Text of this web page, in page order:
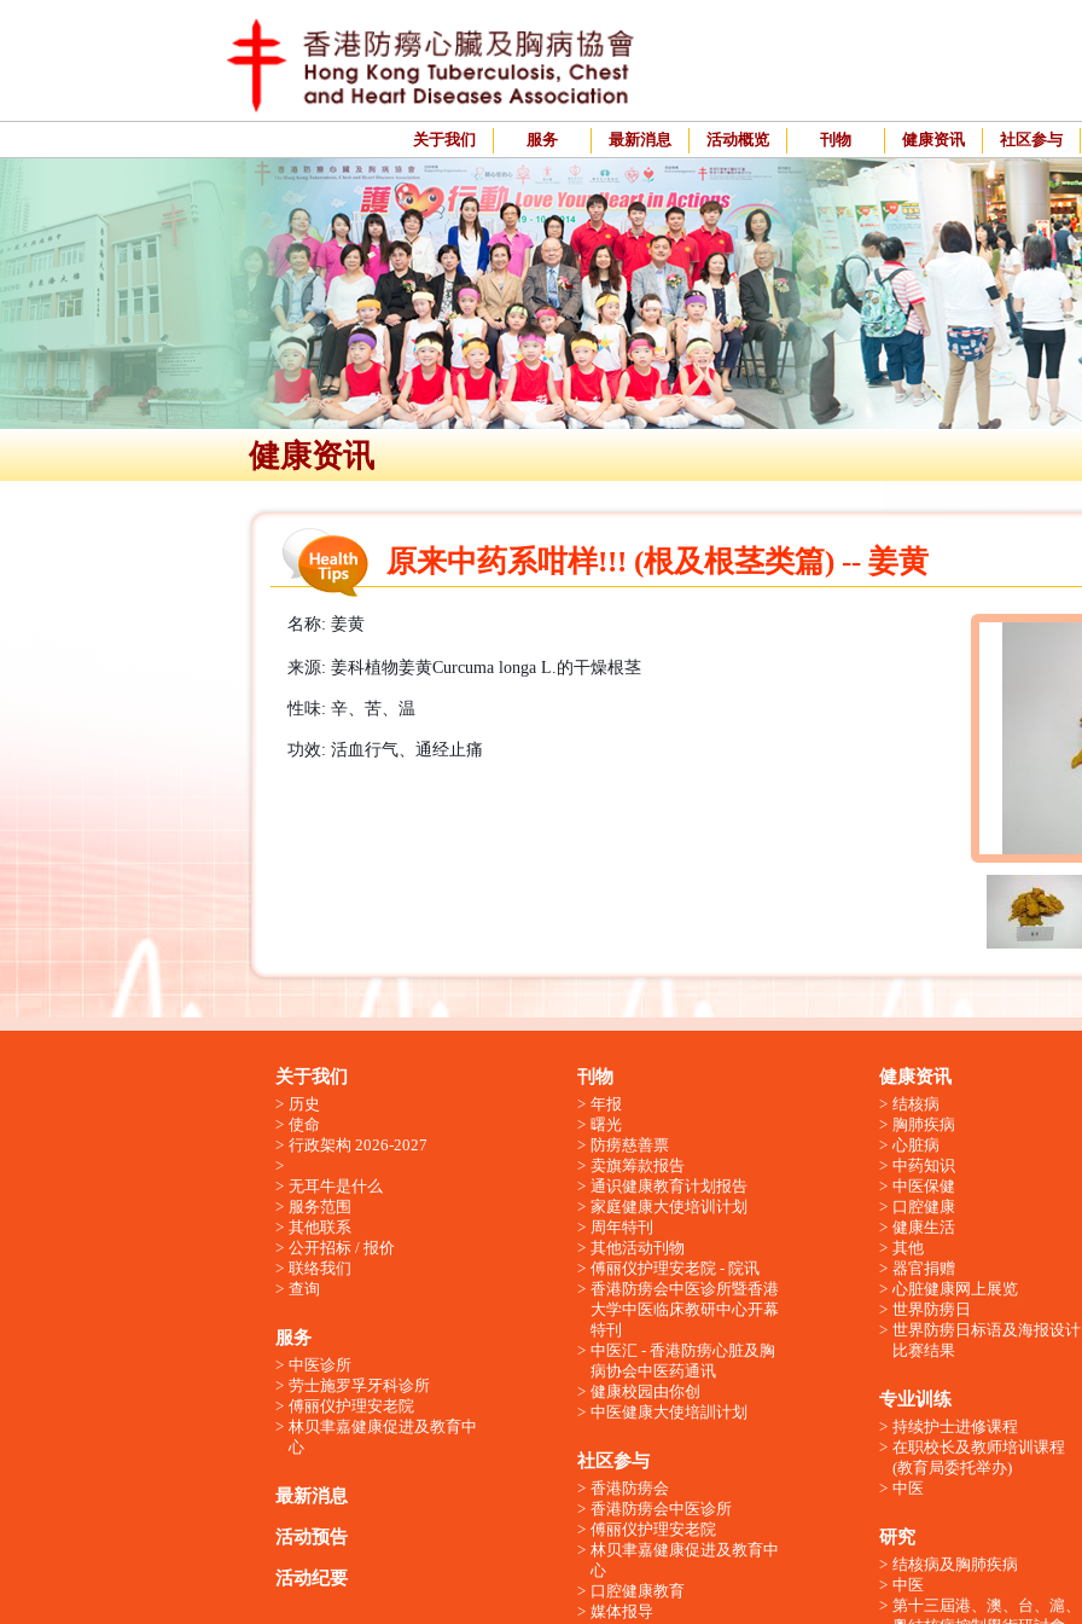
关于我们 服务 最新消息 活动概览 刊物 健康资讯 社区参与
健康资讯
原来中药系咁样!!! (根及根茎类篇) -- 姜黄
名称: 姜黄
来源: 姜科植物姜黄Curcuma longa L.的干燥根茎
性味: 辛、苦、温
功效: 活血行气、通经止痛
关于我们
历史
使命
行政架构 2026-2027
无耳牛是什么
服务范围
其他联系
公开招标 / 报价
联络我们
查询
服务
中医诊所
劳士施罗孚牙科诊所
傅丽仪护理安老院
林贝聿嘉健康促进及教育中
心
最新消息
活动预告
活动纪要
刊物
年报
曙光
防痨慈善票
卖旗筹款报告
通识健康教育计划报告
家庭健康大使培训计划
周年特刊
其他活动刊物
傅丽仪护理安老院 - 院讯
香港防痨会中医诊所暨香港
大学中医临床教研中心开幕
特刊
中医汇 - 香港防痨心脏及胸
病协会中医药通讯
健康校园由你创
中医健康大使培訓计划
社区参与
香港防痨会
香港防痨会中医诊所
傅丽仪护理安老院
林贝聿嘉健康促进及教育中
心
口腔健康教育
媒体报导
健康资讯
结核病
胸肺疾病
心脏病
中药知识
中医保健
口腔健康
健康生活
其他
器官捐赠
心脏健康网上展览
世界防痨日
世界防痨日标语及海报设计
比赛结果
专业训练
持续护士进修课程
在职校长及教师培训课程
(教育局委托举办)
中医
研究
结核病及胸肺疾病
中医
第十三屆港、澳、台、滬、